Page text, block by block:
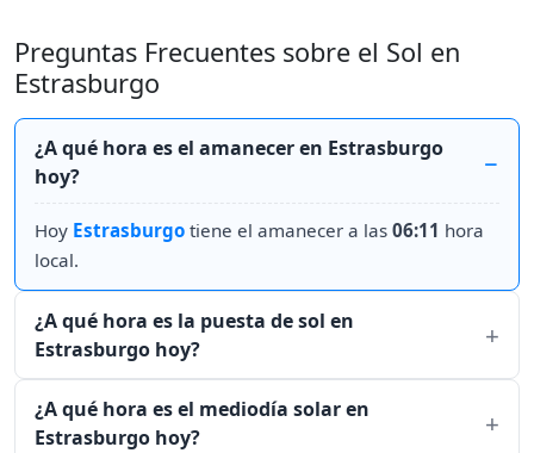
Preguntas Frecuentes sobre el Sol en
Estrasburgo
¿A qué hora es el amanecer en Estrasburgo
hoy?
Hoy Estrasburgo tiene el amanecer a las 06:11 hora
local.
¿A qué hora es la puesta de sol en
Estrasburgo hoy?
¿A qué hora es el mediodía solar en
Estrasburgo hoy?